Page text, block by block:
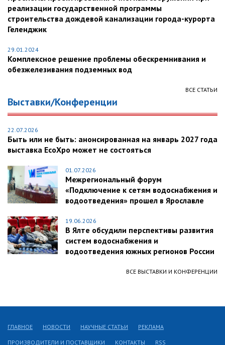
реализации государственной программы
строительства дождевой канализации города-курорта
Геленджик
29.01.2024
Комплексное решение проблемы обескремнивания и
обезжелезивания подземных вод
ВСЕ СТАТЬИ
Выставки/Конференции
22.07.2026
Быть или не быть: анонсированная на январь 2027 года
выставка EcoXpo может не состояться
01.07.2026
Межрегиональный форум
«Подключение к сетям водоснабжения и
водоотведения» прошел в Ярославле
19.06.2026
В Ялте обсудили перспективы развития
систем водоснабжения и
водоотведения южных регионов России
ВСЕ ВЫСТАВКИ И КОНФЕРЕНЦИИ
ГЛАВНОЕ НОВОСТИ НАУЧНЫЕ СТАТЬИ РЕКЛАМА
ПРОИЗВОДИТЕЛИ И ПОСТАВЩИКИ КОНТАКТЫ RSS